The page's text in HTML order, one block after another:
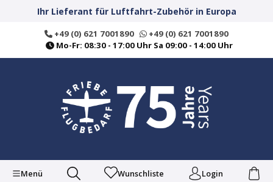
springenIhr Lieferant für Luftfahrt-Zubehör in Europa
+49 (0) 621 7001890
+49 (0) 621 7001890
Mo-Fr: 08:30 - 17:00 Uhr Sa 09:00 - 14:00 Uhr
Menü Wunschliste Login